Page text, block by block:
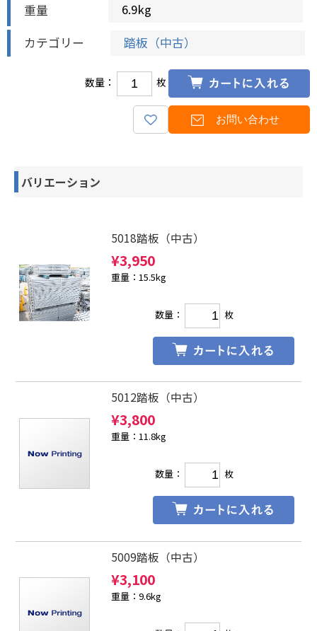
重量
6.9kg
カテゴリー
踏板（中古）
数量： 枚
バリエーション
5018踏板（中古）
¥3,950
重量：15.5kg
数量： 枚
5012踏板（中古）
¥3,800
重量：11.8kg
数量： 枚
5009踏板（中古）
¥3,100
重量：9.6kg